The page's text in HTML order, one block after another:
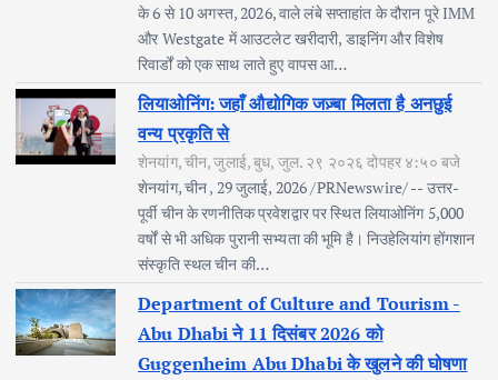
के 6 से 10 अगस्त, 2026, वाले लंबे सप्ताहांत के दौरान पूरे IMM
और Westgate में आउटलेट खरीदारी, डाइनिंग और विशेष
रिवार्डों को एक साथ लाते हुए वापस आ…
लियाओनिंग: जहाँ औद्योगिक जज़्बा मिलता है अनछुई
वन्य प्रकृति से
शेनयांग, चीन, जुलाई, बुध, जुल. २९ २०२६ दोपहर ४:५० बजे
शेनयांग, चीन , 29 जुलाई, 2026 /PRNewswire/ -- उत्तर-
पूर्वी चीन के रणनीतिक प्रवेशद्वार पर स्थित लियाओनिंग 5,000
वर्षों से भी अधिक पुरानी सभ्यता की भूमि है। निउहेलियांग होंगशान
संस्कृति स्थल चीन की…
Department of Culture and Tourism -
Abu Dhabi ने 11 दिसंबर 2026 को
Guggenheim Abu Dhabi के खुलने की घोषणा